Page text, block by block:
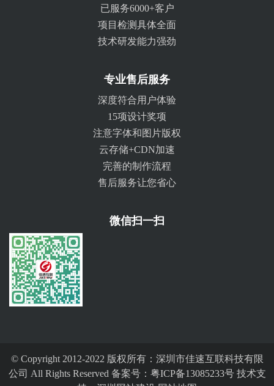
已服务6000+客户
项目检测具体全面
技术研发能力强劲
专业售后服务
深度符合用户体验
15项设计奖项
注意字体和图片版权
云存储+CDN加速
完善的制作流程
售后服务让您省心
微信扫一扫
© Copyright 2012-2022 版权所有：深圳市佳速互联科技有限
公司 All Rights Reserved 备案号： 粤ICP备13085233号技术支